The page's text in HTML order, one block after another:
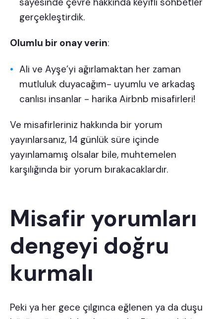
gerçekleştirdik.
Olumlu bir onay verin:
Ali ve Ayşe’yi ağırlamaktan her zaman
mutluluk duyacağım- uyumlu ve arkadaş
canlısı insanlar - harika Airbnb misafirleri!
Ve misafirleriniz hakkında bir yorum
yayınlarsanız, 14 günlük süre içinde
yayınlamamış olsalar bile, muhtemelen
karşılığında bir yorum bırakacaklardır.
Misafir yorumları
dengeyi doğru
kurmalı
Peki ya her gece çılgınca eğlenen ya da duşu